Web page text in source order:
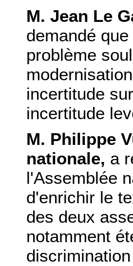
M. Jean Le
demandé
problème
incertitude
incertitude
M. Philippe
nationale, a
l'Assemblée
d'enrichir le
des deux
notamment